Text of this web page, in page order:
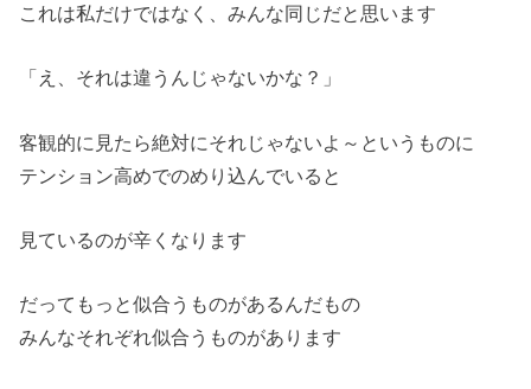
これは私だけではなく、みんな同じだと思います
「え、それは違うんじゃないかな？」
客観的に見たら絶対にそれじゃないよ～というものに
テンション高めでのめり込んでいると
見ているのが辛くなります
だってもっと似合うものがあるんだもの
みんなそれぞれ似合うものがあります